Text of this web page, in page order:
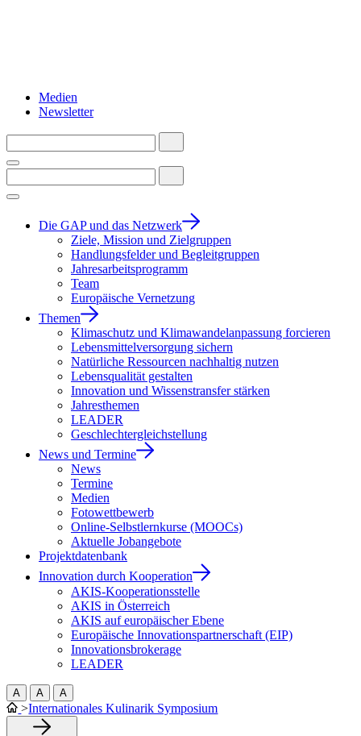
Medien
Newsletter
Die GAP und das Netzwerk
Ziele, Mission und Zielgruppen
Handlungsfelder und Begleitgruppen
Jahresarbeitsprogramm
Team
Europäische Vernetzung
Themen
Klimaschutz und Klimawandelanpassung forcieren
Lebensmittelversorgung sichern
Natürliche Ressourcen nachhaltig nutzen
Lebensqualität gestalten
Innovation und Wissenstransfer stärken
Jahresthemen
LEADER
Geschlechtergleichstellung
News und Termine
News
Termine
Medien
Fotowettbewerb
Online-Selbstlernkurse (MOOCs)
Aktuelle Jobangebote
Projektdatenbank
Innovation durch Kooperation
AKIS-Kooperationsstelle
AKIS in Österreich
AKIS auf europäischer Ebene
Europäische Innovationspartnerschaft (EIP)
Innovationsbrokerage
LEADER
A A A
>Internationales Kulinarik Symposium